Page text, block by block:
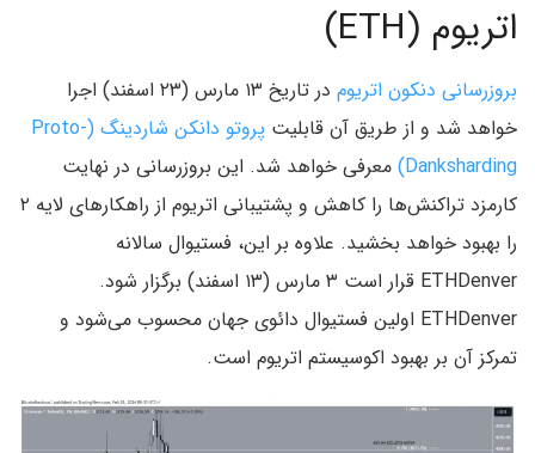
اتریوم (ETH)
بروزرسانی دنکون اتریوم
در تاریخ ۱۳ مارس (۲۳ اسفند) اجرا
خواهد شد و از طریق آن قابلیت
پروتو دانکن شاردینگ (Proto-
Danksharding) معرفی خواهد شد. این بروزرسانی در نهایت
کارمزد تراکنش‌ها را کاهش و پشتیبانی اتریوم از راهکارهای لایه ۲
را بهبود خواهد بخشید. علاوه بر این، فستیوال سالانه
ETHDenver قرار است ۳ مارس (۱۳ اسفند) برگزار شود.
ETHDenver اولین فستیوال دائوی جهان محسوب می‌شود و
تمرکز آن بر بهبود اکوسیستم اتریوم است.